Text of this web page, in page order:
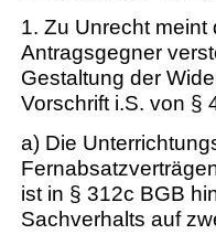
1. Zu Unrecht meint
Antragsgegner
Gestaltung der
Vorschrift i.S. von §
a) Die
ist in § 312c BGB
Sachverhalts auf